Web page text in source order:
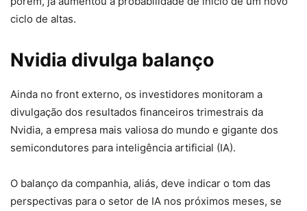
ciclo de altas.
Nvidia divulga balanço
Ainda no front externo, os investidores monitoram a
divulgação dos resultados financeiros trimestrais da
Nvidia, a empresa mais valiosa do mundo e gigante dos
semicondutores para inteligência artificial (IA).
O balanço da companhia, aliás, deve indicar o tom das
perspectivas para o setor de IA nos próximos meses, se